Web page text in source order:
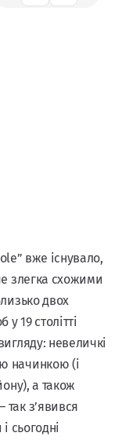
вже існувало,
злегка схожими
двох
19 столітті
невеличкі
начинкою (і
а також
з’явився
сьогодні